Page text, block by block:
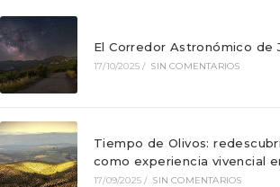
El Corredor Astronómico de
17/10/2025 / SIN COMENTARIOS
Tiempo de Olivos:
como experiencia vivencial
17/09/2025 / SIN COMENTARIOS